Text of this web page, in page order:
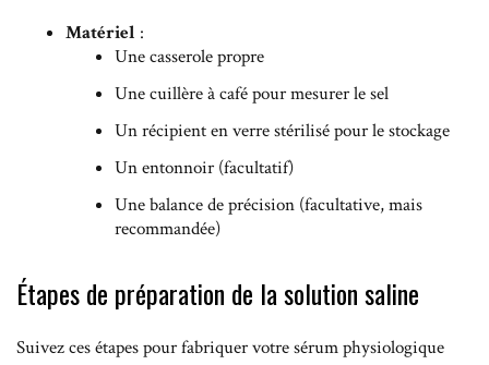
Matériel :
Une casserole propre
Une cuillère à café pour mesurer le sel
Un récipient en verre stérilisé pour le stockage
Un entonnoir (facultatif)
Une balance de précision (facultative, mais
recommandée)
Étapes de préparation de la solution saline
Suivez ces étapes pour fabriquer votre sérum physiologique